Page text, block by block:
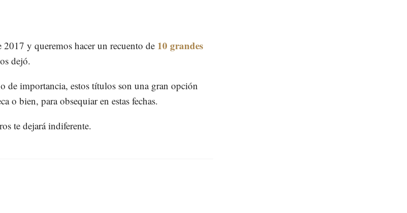
y queremos hacer un recuento de 10 grandes
dejó.
de importancia, estos títulos son una gran opción
o bien, para obsequiar en estas fechas.
te dejará indiferente.